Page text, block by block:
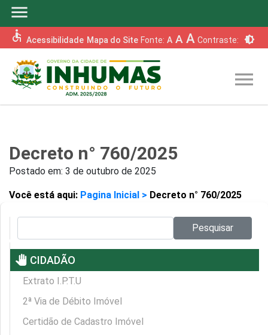
menu
accessible Acessibilidade Mapa do Site Fonte: A A A Contraste: brightness_6
menu
Decreto n° 760/2025
Postado em: 3 de outubro de 2025
Você está aqui: Pagina Inicial > Decreto n° 760/2025
Pesquisar
pan_tool CIDADÃO
Extrato I.P.T.U
2ª Via de Débito Imóvel
Certidão de Cadastro Imóvel